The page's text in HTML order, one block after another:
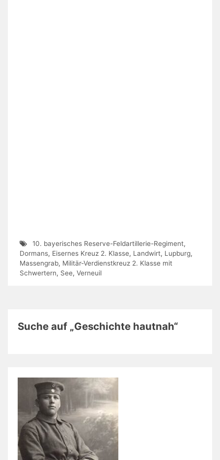
10. bayerisches Reserve-Feldartillerie-Regiment,
Dormans, Eisernes Kreuz 2. Klasse, Landwirt, Lupburg,
Massengrab, Militär-Verdienstkreuz 2. Klasse mit
Schwertern, See, Verneuil
Suche auf „Geschichte hautnah“